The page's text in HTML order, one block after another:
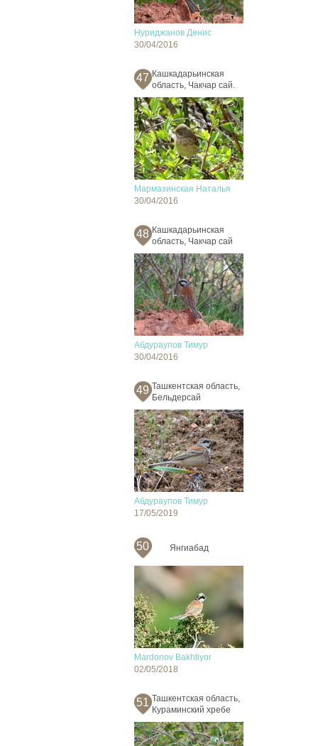
Нуриджанов Денис
30/04/2016
47 Кашкадарьинская
область, Чакчар сай.
Мармазинская Наталья
30/04/2016
48 Кашкадарьинская
область, Чакчар сай
Абдураупов Тимур
30/04/2016
49 Ташкентская область,
Бельдерсай
Абдураупов Тимур
17/05/2019
50 Янгиабад
Mardonov Bakhtiyor
02/05/2018
51 Ташкентская область,
Кураминский хребе